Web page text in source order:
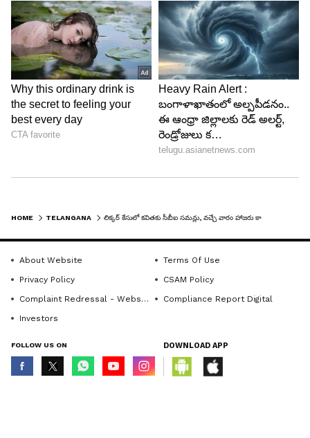
HOME TELANGANA
About Website
Terms Of Use
Privacy Policy
CSAM Policy
Complaint Redressal - Website
Compliance Report Digital
Investors
FOLLOW US ON DOWNLOAD APP